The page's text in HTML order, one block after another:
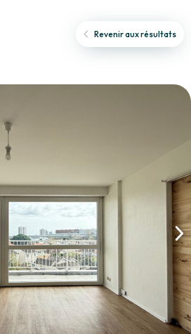
Revenir aux résultats